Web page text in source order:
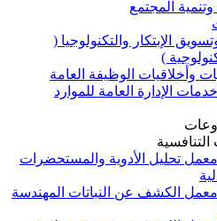
المجتمع
الإبتكار والتكنولوجيا (
)
وأخلاقيات الوظيفة العامة
الإدارة العامة للموارد
معمل تحليل الأدوية والمستحضرات
معمل الكشف عن النباتات المهندسة